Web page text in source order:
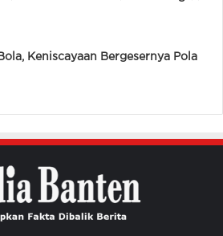
Keniscayaan Bergesernya Pola